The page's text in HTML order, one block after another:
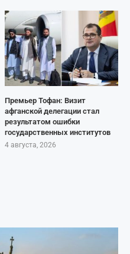
Премьер Тофан: Визит
афганской делегации стал
результатом ошибки
государственных институтов
4 августа, 2026